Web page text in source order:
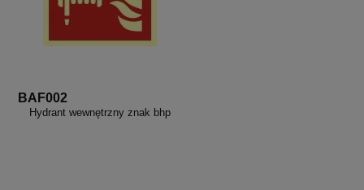
BAF002
Hydrant wewnętrzny znak bhp